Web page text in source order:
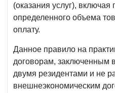
(оказания услуг), включая
определенного объема
оплату.
Данное правило на
договорам, заключенным
двумя резидентами и не
внешнеэкономическим